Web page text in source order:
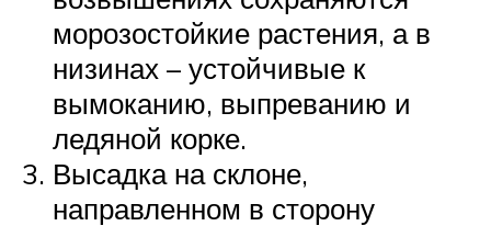
морозостойкие растения, а в
низинах – устойчивые к
вымоканию, выпреванию и
ледяной корке.
Высадка на склоне,
направленном в сторону